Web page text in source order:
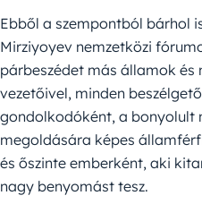
Ebből a szempontból bárhol
Mirziyoyev nemzetközi
párbeszédet más államok és
vezetőivel, minden
gondolkodóként, a bonyolult
megoldására képes
és őszinte emberként, aki
nagy benyomást tesz.